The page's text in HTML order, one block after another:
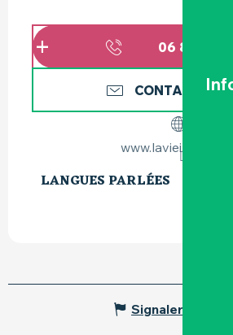
06 88 16
CONTACTEZ-
LANGUES PARLÉES
LANGUES PARLÉES
Signaler une